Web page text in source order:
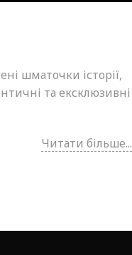
шматочки історії,
та ексклюзивні
Читати більше...